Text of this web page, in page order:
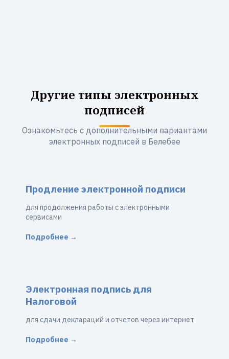
Другие типы электронных
подписей
Ознакомьтесь с дополнительными вариантами
электронных подписей в Белебее
Продление электронной подписи
для продолжения работы с электронными
сервисами
Подробнее →
Электронная подпись для
Налоговой
для сдачи деклараций и отчетов через интернет
Подробнее →